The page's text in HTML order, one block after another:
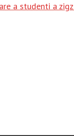
a studenti a